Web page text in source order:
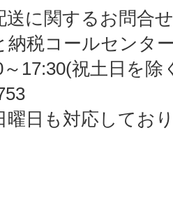
に関するお問合
納税コールセンタ
17:30(祝土日を除
日も対応してお